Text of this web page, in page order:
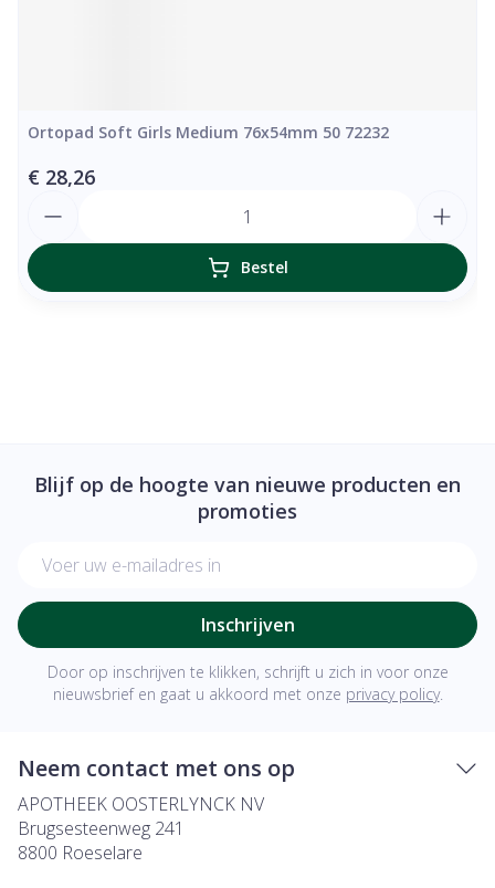
Ortopad Soft Girls Medium 76x54mm 50 72232
€ 28,26
Bestel
Blijf op de hoogte van nieuwe producten en
promoties
Inschrijven
Door op inschrijven te klikken, schrijft u zich in voor onze
nieuwsbrief en gaat u akkoord met onze privacy policy.
Neem contact met ons op
APOTHEEK OOSTERLYNCK NV
Brugsesteenweg 241
8800 Roeselare